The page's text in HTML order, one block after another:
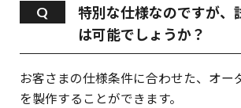
特別な仕様なのですが、
は可能でしょうか？
お客さまの仕様条件に合わせた、オー
を製作することができます。